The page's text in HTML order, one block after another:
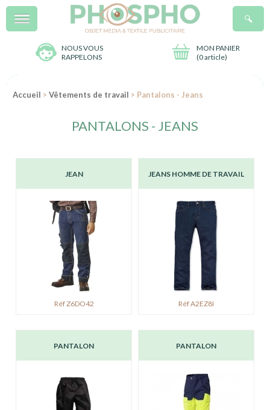
NOUS VOUS
RAPPELONS
MON PANIER
(0 article)
Menu
Accueil >Vêtements de travail > Pantalons - Jeans
PANTALONS - JEANS
JEAN
Réf Z6DO42
JEANS HOMME DE TRAVAIL
Réf A2EZ8I
PANTALON PANTALON